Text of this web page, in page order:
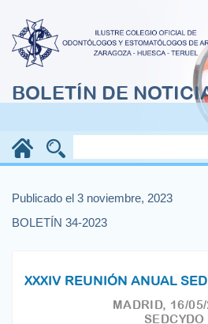
BOLETÍN DE
Publicado el 3 noviembre, 2023
BOLETÍN 34-2023
XXXIV REUNIÓN ANUAL
MADRID, 16/
SEDCYDO